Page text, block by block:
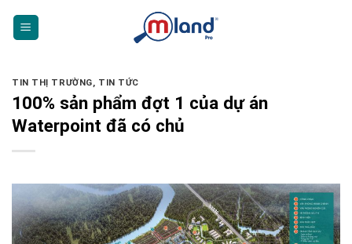
TIN THỊ TRƯỜNG, TIN TỨC
100% sản phẩm đợt 1 của dự án
Waterpoint đã có chủ